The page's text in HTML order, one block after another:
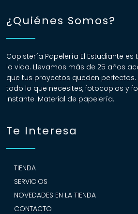
¿Quiénes Somos?
Copistería Papelería El Estudiante
la vida. Llevamos más de 25 años
que tus proyectos queden perfectos.
todo lo que necesites, fotocopias y
instante. Material de papelería.
Te Interesa
TIENDA
SERVICIOS
NOVEDADES EN LA TIENDA
CONTACTO